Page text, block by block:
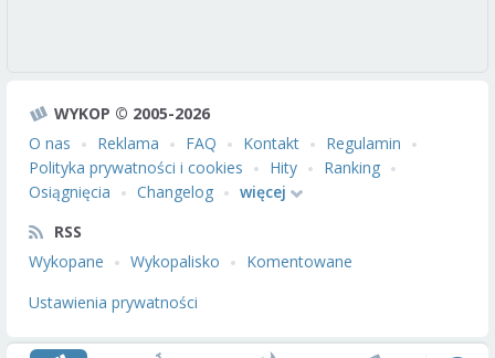
WYKOP © 2005-2026
O nas
Reklama FAQ Kontakt
Regulamin
Polityka prywatności i cookies
Hity
Ranking
Osiągnięcia
Changelog
więcej
RSS
Wykopane
Wykopalisko
Komentowane
Ustawienia prywatności